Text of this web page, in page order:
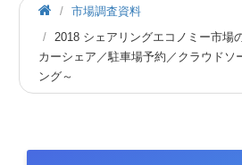
市場調査資料
2018 シェアリングエコノミー市場
カーシェア／駐車場予約／クラウドソ
ング～